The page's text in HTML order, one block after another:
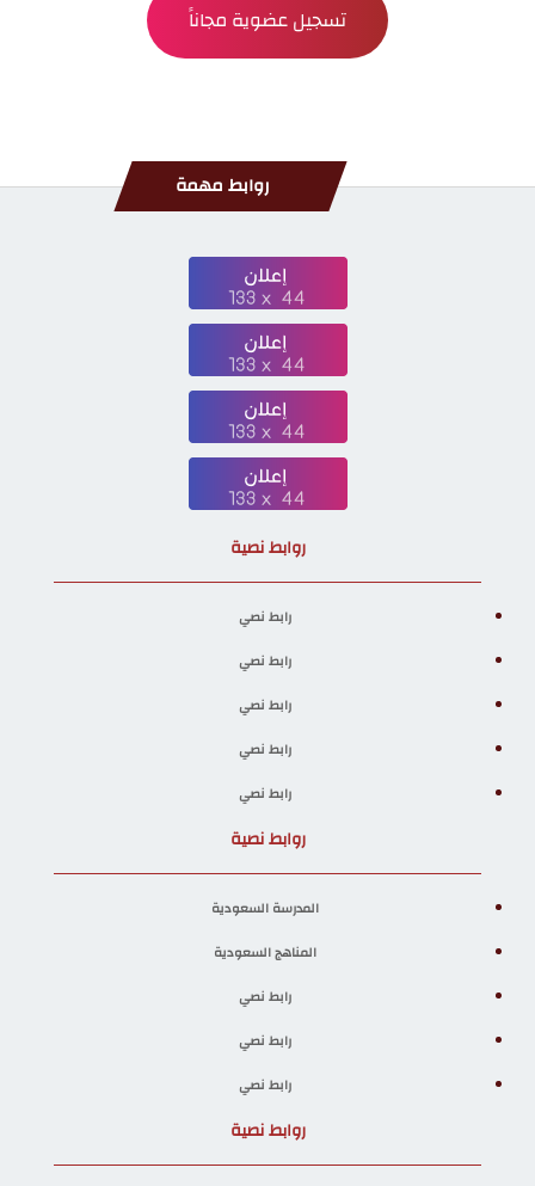
تسجيل عضوية مجاناً
روابط مهمة
روابط نصية
رابط نصي
رابط نصي
رابط نصي
رابط نصي
رابط نصي
روابط نصية
المدرسة السعودية
المناهج السعودية
رابط نصي
رابط نصي
رابط نصي
روابط نصية